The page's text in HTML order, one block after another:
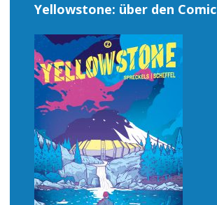
Yellowstone: über den Comic